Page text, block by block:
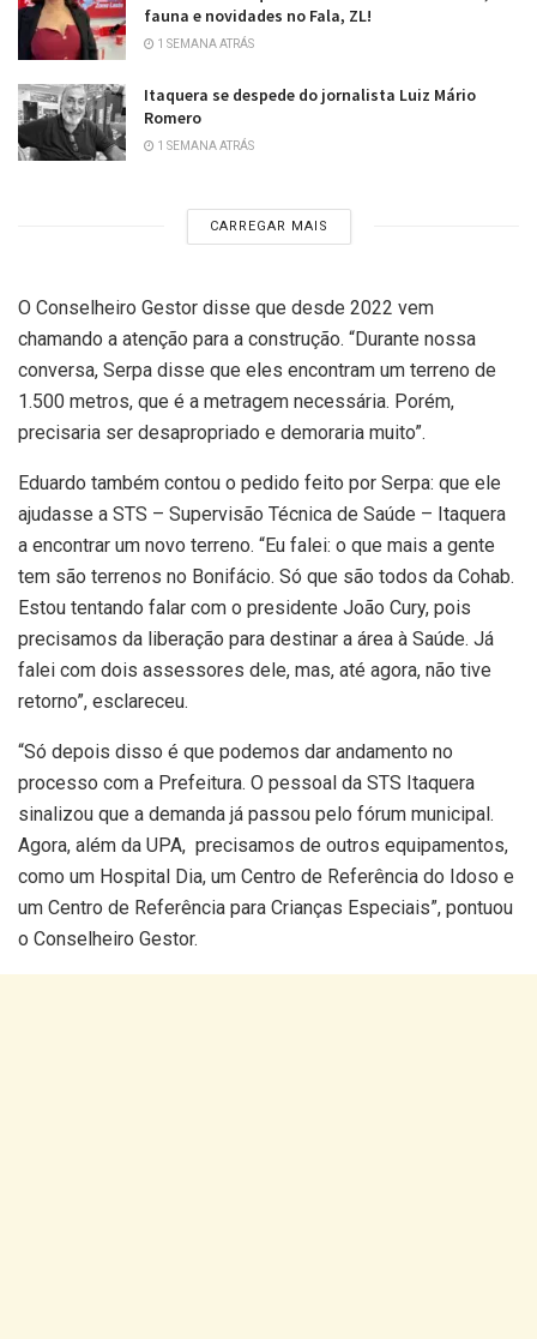
fauna e novidades no Fala, ZL!
1 SEMANA ATRÁS
Itaquera se despede do jornalista Luiz Mário
Romero
1 SEMANA ATRÁS
CARREGAR MAIS
O Conselheiro Gestor disse que desde 2022 vem
chamando a atenção para a construção. “Durante nossa
conversa, Serpa disse que eles encontram um terreno de
1.500 metros, que é a metragem necessária. Porém,
precisaria ser desapropriado e demoraria muito”.
Eduardo também contou o pedido feito por Serpa: que ele
ajudasse a STS – Supervisão Técnica de Saúde – Itaquera
a encontrar um novo terreno. “Eu falei: o que mais a gente
tem são terrenos no Bonifácio. Só que são todos da Cohab.
Estou tentando falar com o presidente João Cury, pois
precisamos da liberação para destinar a área à Saúde. Já
falei com dois assessores dele, mas, até agora, não tive
retorno”, esclareceu.
“Só depois disso é que podemos dar andamento no
processo com a Prefeitura. O pessoal da STS Itaquera
sinalizou que a demanda já passou pelo fórum municipal.
Agora, além da UPA, precisamos de outros equipamentos,
como um Hospital Dia, um Centro de Referência do Idoso e
um Centro de Referência para Crianças Especiais”, pontuou
o Conselheiro Gestor.